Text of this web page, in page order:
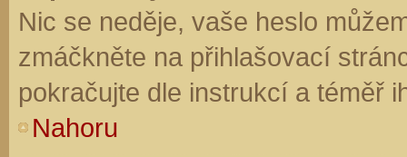
Nic se neděje, vaše heslo
zmáčkněte na přihlašovací
pokračujte dle instrukcí a téměř
Nahoru